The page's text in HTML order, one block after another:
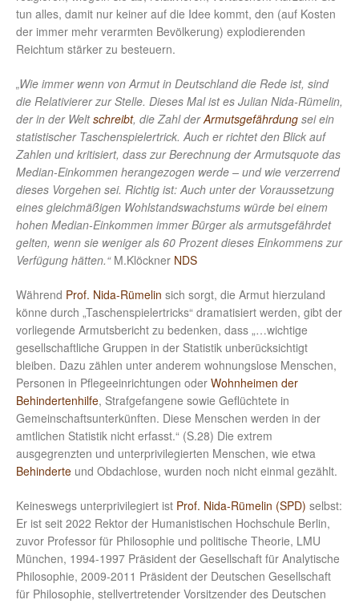
tun alles, damit nur keiner auf die Idee kommt, den (auf Kosten
der immer mehr verarmten Bevölkerung) explodierenden
Reichtum stärker zu besteuern.
„Wie immer wenn von Armut in Deutschland die Rede ist, sind
die Relativierer zur Stelle. Dieses Mal ist es Julian Nida-Rümelin,
der in der Weltschreibt, die Zahl derArmutsgefährdung sei ein
statistischer Taschenspielertrick. Auch er richtet den Blick auf
Zahlen und kritisiert, dass zur Berechnung der Armutsquote das
Median-Einkommen herangezogen werde – und wie verzerrend
dieses Vorgehen sei. Richtig ist: Auch unter der Voraussetzung
eines gleichmäßigen Wohlstandswachstums würde bei einem
hohen Median-Einkommen immer Bürger als armutsgefährdet
gelten, wenn sie weniger als 60 Prozent dieses Einkommens zur
Verfügung hätten.“M.Klöckner NDS
Während Prof. Nida-Rümelin sich sorgt, die Armut hierzuland
könne durch „Taschenspielertricks“ dramatisiert werden, gibt der
vorliegende Armutsbericht zu bedenken, dass „…wichtige
gesellschaftliche Gruppen in der Statistik unberücksichtigt
bleiben. Dazu zählen unter anderem wohnungslose Menschen,
Personen in Pflegeeinrichtungen oder Wohnheimen der
Behindertenhilfe, Strafgefangene sowie Geflüchtete in
Gemeinschaftsunterkünften. Diese Menschen werden in der
amtlichen Statistik nicht erfasst.“ (S.28) Die extrem
ausgegrenzten und unterprivilegierten Menschen, wie etwa
Behinderte und Obdachlose, wurden noch nicht einmal gezählt.
Keineswegs unterprivilegiert ist Prof. Nida-Rümelin (SPD) selbst:
Er ist seit 2022 Rektor der Humanistischen Hochschule Berlin,
zuvor Professor für Philosophie und politische Theorie, LMU
München, 1994-1997 Präsident der Gesellschaft für Analytische
Philosophie, 2009-2011 Präsident der Deutschen Gesellschaft
für Philosophie, stellvertretender Vorsitzender des Deutschen